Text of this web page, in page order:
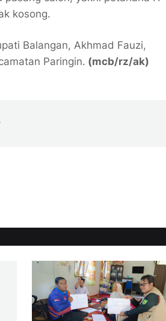
kosong.
Balangan, Akhmad Fauzi,
Paringin. (mcb/rz/ak)